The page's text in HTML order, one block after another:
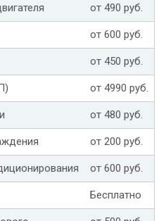
от 490 руб.
от 600 руб.
от 450 руб.
от 4990 руб.
от 480 руб.
от 200 руб.
от 600 руб.
Бесплатно